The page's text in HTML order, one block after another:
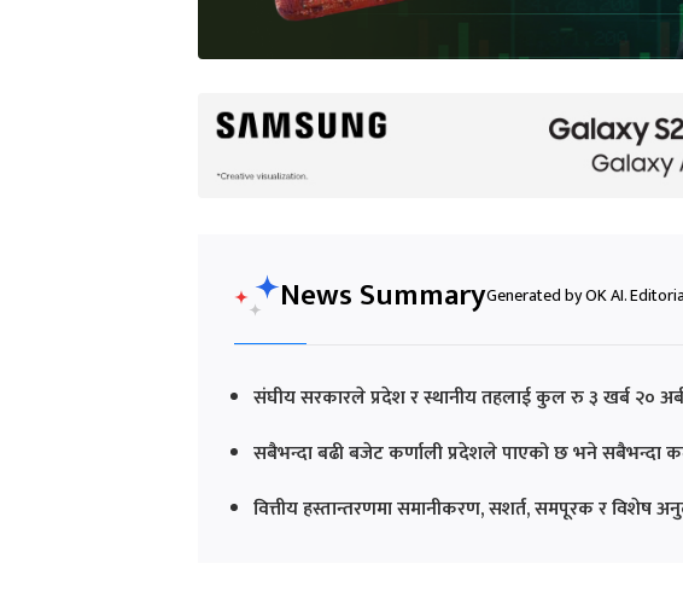
News SummaryGenerated by OK AI.
संघीय सरकारले प्रदेश र स्थानीय तहलाई कुल रु ३ खर्ब २०
सबैभन्दा बढी बजेट कर्णाली प्रदेशले पाएको छ भने सबैभन्दा
वित्तीय हस्तान्तरणमा समानीकरण, सशर्त, समपूरक र विशेष